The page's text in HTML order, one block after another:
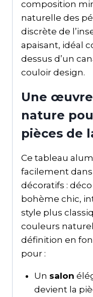
composition
naturelle des
discrète de
apaisant, idéal
dessus d’un
couloir design.
Une
nature
pièces de
Ce tableau
facilement
décoratifs :
bohème chic,
style plus
couleurs
définition en
pour :
Un salon
devient la